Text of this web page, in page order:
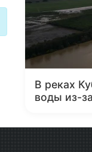
В реках
воды из-